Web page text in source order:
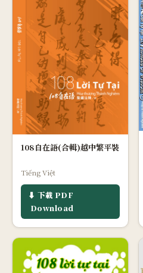
108自在語(合輯)越中繁平裝
Tiếng Việt
⬇ 下載 PDF
Download